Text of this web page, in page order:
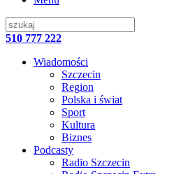
510 777 222
Wiadomości
Szczecin
Region
Polska i świat
Sport
Kultura
Biznes
Podcasty
Radio Szczecin